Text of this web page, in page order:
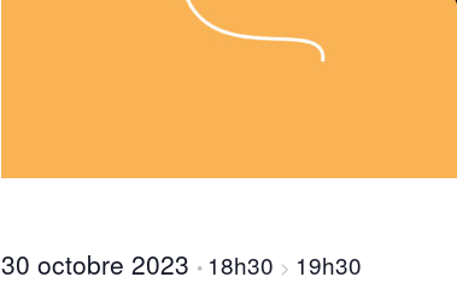
30 octobre 2023 • 18h30 > 19h30